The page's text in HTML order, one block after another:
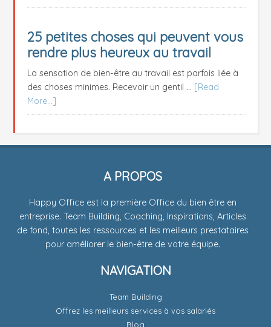
25 petites choses qui peuvent vous
rendre plus heureux au travail
La sensation de bien-être au travail est parfois liée à
des choses minimes. Recevoir un gentil … [Read
More...]
A PROPOS
Happy Office est la première Office du bien être en
entreprise. Team Building, Coaching, Inspirations, Articles
de fond, toutes les ressources et les meilleurs prestataires
pour améliorer le bien-être de votre équipe.
NAVIGATION
Team Building
Offrez les meilleurs services à vos salariés
Blog